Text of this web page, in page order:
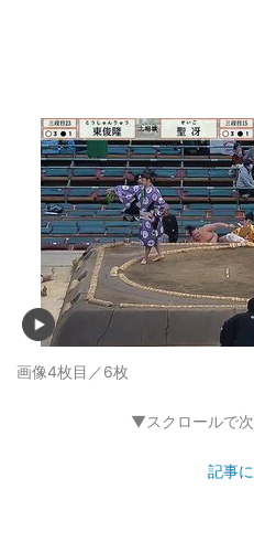
画像4枚目／6枚
▼スクロールで
記事